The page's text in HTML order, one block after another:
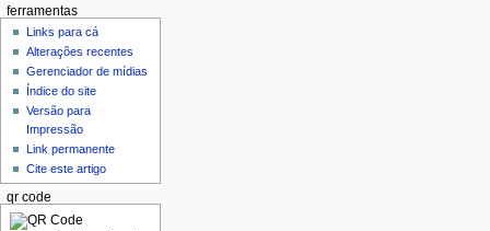
ferramentas
Links para cá
Alterações recentes
Gerenciador de mídias
Índice do site
Versão para
Impressão
Link permanente
Cite este artigo
qr code